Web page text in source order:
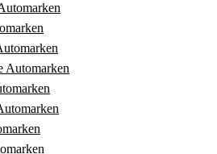
Automarken